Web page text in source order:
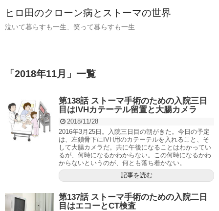
ヒロ田のクローン病とストーマの世界
泣いて暮らすも一生、笑って暮らすも一生
「 2018年11月 」 一覧
第138話 ストーマ手術のための入院三日
目はIVHカテーテル留置と大腸カメラ
2018/11/28
2016年3月25日。入院三日目の朝がきた。今日の予定
は、左鎖骨下にIVH用のカテーテルを入れること、そ
して大腸カメラだ。共に午後になることはわかってい
るが、何時になるかわからない。この何時になるかわ
からないというのが、何とも落ち着かない。
記事を読む
第137話 ストーマ手術のための入院二日
目はエコーとCT検査